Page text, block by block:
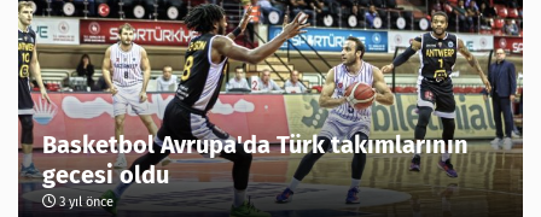
Basketbol Avrupa'da Türk takımlarının
gecesi oldu
3 yıl önce